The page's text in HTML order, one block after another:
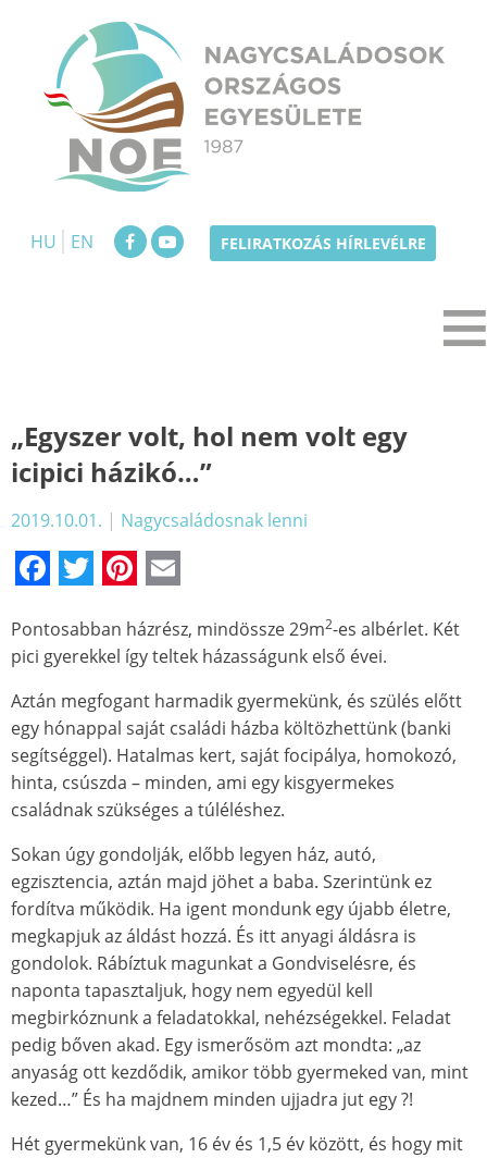
content
HU
EN FELIRATKOZÁS HÍRLEVÉLRE
„Egyszer volt, hol nem volt egy
icipici házikó…”
2019.10.01. | Nagycsaládosnak lenni
Facebook
TwitterPinterest
Pontosabban házrész, mindössze 29m2-es albérlet. Két
pici gyerekkel így teltek házasságunk első évei.
Aztán megfogant harmadik gyermekünk, és szülés előtt
egy hónappal saját családi házba költözhettünk (banki
segítséggel). Hatalmas kert, saját focipálya, homokozó,
hinta, csúszda – minden, ami egy kisgyermekes
családnak szükséges a túléléshez.
Sokan úgy gondolják, előbb legyen ház, autó,
egzisztencia, aztán majd jöhet a baba. Szerintünk ez
fordítva működik. Ha igent mondunk egy újabb életre,
megkapjuk az áldást hozzá. És itt anyagi áldásra is
gondolok. Rábíztuk magunkat a Gondviselésre, és
naponta tapasztaljuk, hogy nem egyedül kell
megbirkóznunk a feladatokkal, nehézségekkel. Feladat
pedig bőven akad. Egy ismerősöm azt mondta: „az
anyaság ott kezdődik, amikor több gyermeked van, mint
kezed…” És ha majdnem minden ujjadra jut egy ?!
Hét gyermekünk van, 16 év és 1,5 év között, és hogy mit